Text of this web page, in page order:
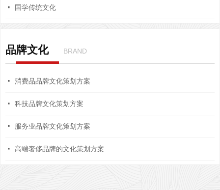
品牌文化 BRAND
넷 消费品品牌文化策划方案
넷 科技品牌文化策划方案
넷 服务业品牌文化策划方案
넷 高端奢侈品牌的文化策划方案
넷 国学传统文化